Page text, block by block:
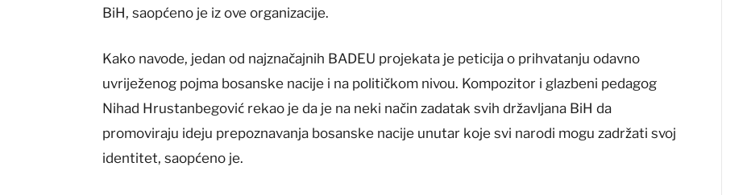
BiH, saopćeno je iz ove organizacije.
Kako navode, jedan od najznačajnih BADEU projekata je peticija o prihvatanju odavno
uvriježenog pojma bosanske nacije i na političkom nivou. Kompozitor i glazbeni pedagog
Nihad Hrustanbegović rekao je da je na neki način zadatak svih državljana BiH da
promoviraju ideju prepoznavanja bosanske nacije unutar koje svi narodi mogu zadržati svoj
identitet, saopćeno je.